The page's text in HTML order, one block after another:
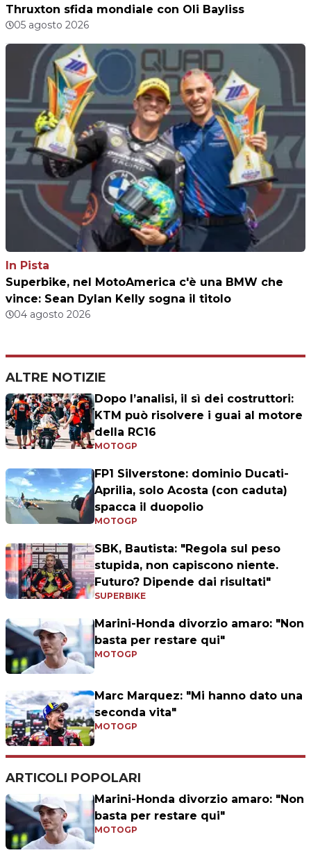
Thruxton sfida mondiale con Oli Bayliss
05 agosto 2026
In Pista
Superbike, nel MotoAmerica c'è una BMW che
vince: Sean Dylan Kelly sogna il titolo
04 agosto 2026
ALTRE NOTIZIE
Dopo l’analisi, il sì dei costruttori:
KTM può risolvere i guai al motore
della RC16
MOTOGP
FP1 Silverstone: dominio Ducati-
Aprilia, solo Acosta (con caduta)
spacca il duopolio
MOTOGP
SBK, Bautista: "Regola sul peso
stupida, non capiscono niente.
Futuro? Dipende dai risultati"
SUPERBIKE
Marini-Honda divorzio amaro: "Non
basta per restare qui"
MOTOGP
Marc Marquez: "Mi hanno dato una
seconda vita"
MOTOGP
ARTICOLI POPOLARI
Marini-Honda divorzio amaro: "Non
basta per restare qui"
MOTOGP